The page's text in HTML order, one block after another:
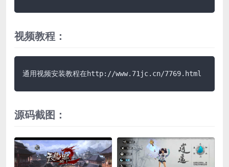
视频教程：
通用视频安装教程在http://www.71jc.cn/7769.html
源码截图：